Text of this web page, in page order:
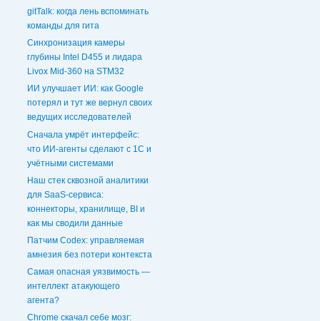
gitTalk: когда лень вспоминать
команды для гита
Синхронизация камеры
глубины Intel D455 и лидара
Livox Mid-360 на STM32
ИИ улучшает ИИ: как Google
потерял и тут же вернул своих
ведущих исследователей
Сначала умрёт интерфейс:
что ИИ-агенты сделают с 1С и
учётными системами
Наш стек сквозной аналитики
для SaaS-сервиса:
коннекторы, хранилище, BI и
как мы сводили данные
Патчим Codex: управляемая
амнезия без потери контекста
Самая опасная уязвимость —
интеллект атакующего
агента?
Chrome скачал себе мозг: